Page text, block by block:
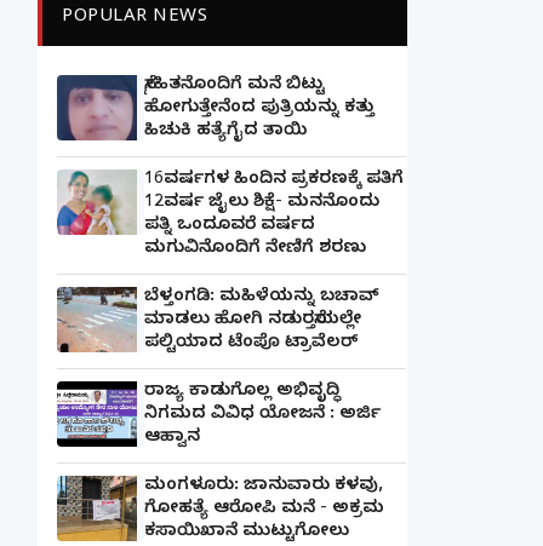
POPULAR NEWS
ಸ್ನೇಹಿತನೊಂದಿಗೆ ಮನೆ ಬಿಟ್ಟು
ಹೋಗುತ್ತೇನೆಂದ ಪುತ್ರಿಯನ್ನು ಕತ್ತು
ಹಿಚುಕಿ ಹತ್ಯೆಗೈದ ತಾಯಿ
16ವರ್ಷಗಳ ಹಿಂದಿನ ಪ್ರಕರಣಕ್ಕೆ ಪತಿಗೆ
12ವರ್ಷ ಜೈಲು ಶಿಕ್ಷೆ- ಮನನೊಂದು
ಪತ್ನಿ ಒಂದೂವರೆ ವರ್ಷದ
ಮಗುವಿನೊಂದಿಗೆ ನೇಣಿಗೆ ಶರಣು
ಬೆಳ್ತಂಗಡಿ: ಮಹಿಳೆಯನ್ನು ಬಚಾವ್
ಮಾಡಲು ಹೋಗಿ ನಡುರಸ್ತೆಯಲ್ಲೇ
ಪಲ್ಟಿಯಾದ ಟೆಂಪೊ ಟ್ರಾವೆಲರ್
ರಾಜ್ಯ ಕಾಡುಗೊಲ್ಲ ಅಭಿವೃದ್ಧಿ
ನಿಗಮದ ವಿವಿಧ ಯೋಜನೆ : ಅರ್ಜಿ
ಆಹ್ವಾನ
ಮಂಗಳೂರು: ಜಾನುವಾರು ಕಳವು,
ಗೋಹತ್ಯೆ ಆರೋಪಿ ಮನೆ - ಅಕ್ರಮ
ಕಸಾಯಿಖಾನೆ ಮುಟ್ಟುಗೋಲು